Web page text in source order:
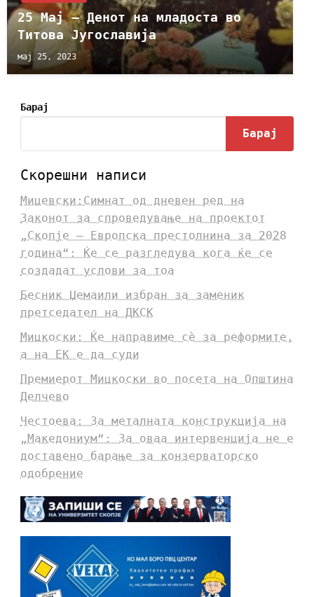
25 Мај – Денот на младоста во
Титова Југославија
мај 25, 2023
Барај
Барај
Скорешни написи
Мицевски:Симнат од дневен ред на
Законот за спроведување на проектот
„Скопје – Европска престолнина за 2028
година“: Ќе се разгледува кога ќе се
создадат услови за тоа
Бесник Џемаили избран за заменик
претседател на ДКСК
Мицкоски: Ќе направиме сè за реформите,
а на ЕК е да суди
Премиерот Мицкоски во посета на Општина
Делчево
Честоева: За металната конструкција на
„Македониум“: За оваа интервенција не е
доставено барање за конзерваторско
одобрение